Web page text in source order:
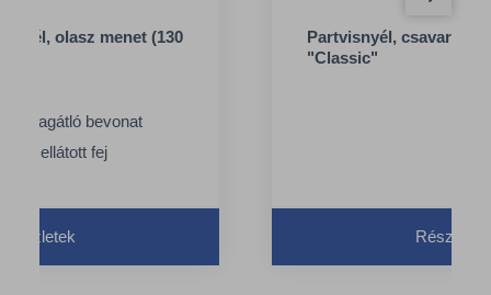
nyél, olasz menet (130
bevonat
ellátott fej
Részletek
Partvisnyél, csavarós,
"Classic"
Részletek